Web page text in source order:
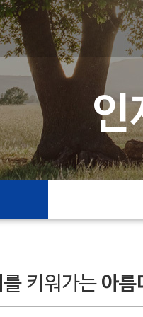
인
를 키워가는 아름